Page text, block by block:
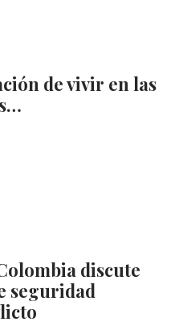
de vivir en las
discute
seguridad